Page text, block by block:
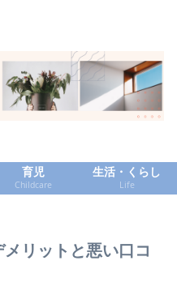
育児
Childcare
生活・くらし
Life
リットと悪い口コ